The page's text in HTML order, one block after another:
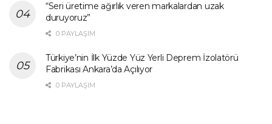
“Seri üretime ağırlık veren markalardan uzak
duruyoruz”
0 PAYLAŞIM
Türkiye’nin İlk Yüzde Yüz Yerli Deprem İzolatörü
Fabrikası Ankara’da Açılıyor
0 PAYLAŞIM